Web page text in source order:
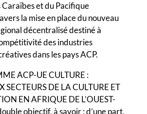
Caraïbes et du Pacifique
la mise en place du nouveau
décentralisé destiné à
des industries
dans les pays ACP.
ACP-UE CULTURE :
SECTEURS DE LA CULTURE ET
EN AFRIQUE DE L’OUEST-
objectif, à savoir : d’une part,